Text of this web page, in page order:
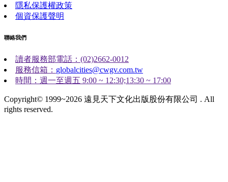
隱私保護權政策
個資保護聲明
聯絡我們
讀者服務部電話：(02)2662-0012
服務信箱： globalcities@cwgv.com.tw
時間：週一至週五 9:00 ~ 12:30;13:30 ~ 17:00
Copyright© 1999~2026 遠見天下文化出版股份有限公司 . All
rights reserved.